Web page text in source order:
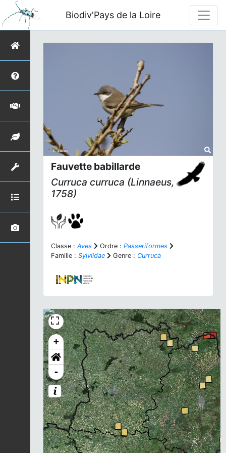
Biodiv'Pays de la Loire
Fauvette babillarde
Curruca curruca (Linnaeus,
1758)
Classe : Aves Ordre : Passeriformes
Famille : Sylviidae Genre : Curruca
+
-